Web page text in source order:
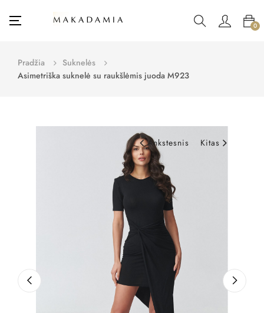
Toggle
☰ 0
Pradžia
Suknelės
Asimetriška suknelė su raukšlėmis juoda M923
Ankstesnis Kitas